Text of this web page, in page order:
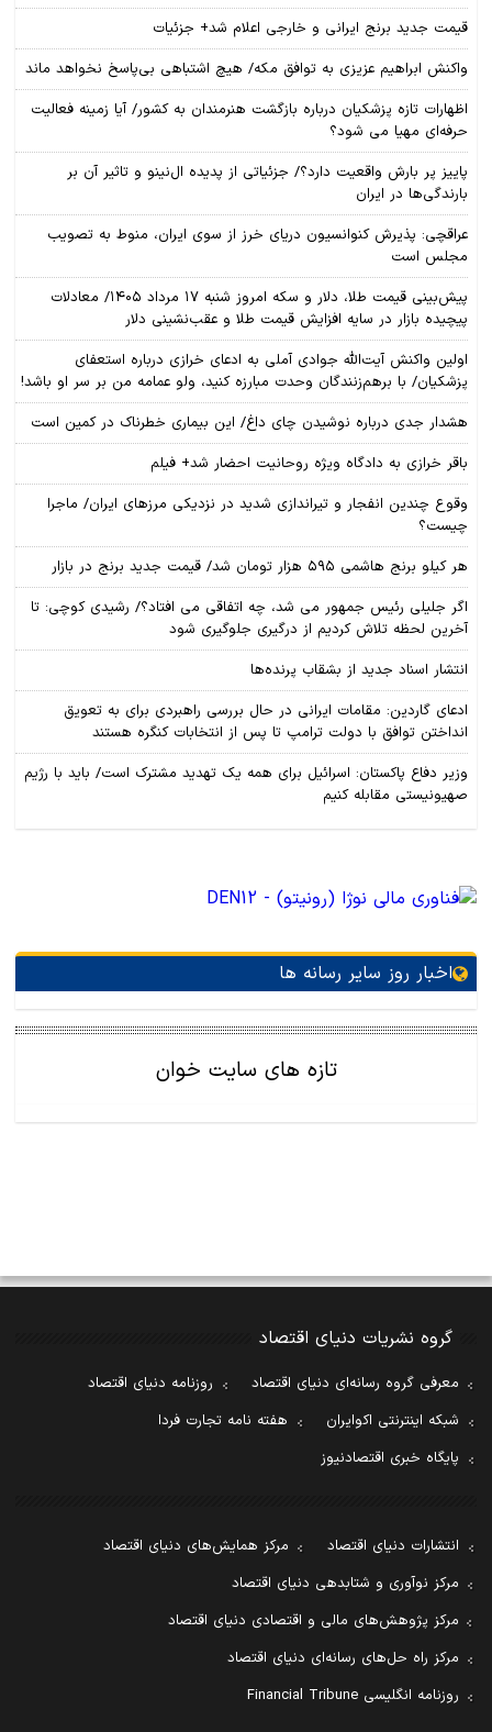
قیمت جدید برنج ایرانی و خارجی اعلام شد+ جزئیات
واکنش ابراهیم عزیزی به توافق مکه/ هیچ اشتباهی بی‌پاسخ نخواهد ماند
اظهارات تازه پزشکیان درباره بازگشت هنرمندان به کشور/ آیا زمینه فعالیت
حرفه‌ای مهیا می شود؟
پاییز پر بارش واقعیت دارد؟/ جزئیاتی از پدیده ال‌نینو و تاثیر آن بر
بارندگی‌ها در ایران
عراقچی: پذیرش کنوانسیون دریای خرز از سوی ایران، منوط به تصویب
مجلس است
پیش‌بینی قیمت طلا، دلار و سکه امروز شنبه ۱۷ مرداد ۱۴۰۵/ معادلات
پیچیده بازار در سایه افزایش قیمت طلا و عقب‌نشینی دلار
اولین واکنش آیت‌الله جوادی آملی به ادعای خرازی درباره استعفای
پزشکیان/ با برهم‌زنندگان وحدت مبارزه کنید، ولو عمامه من بر سر او باشد!
هشدار جدی درباره نوشیدن چای داغ/ این بیماری خطرناک در کمین است
باقر خرازی به دادگاه ویژه روحانیت احضار شد+ فیلم
وقوع چندین انفجار و تیراندازی شدید در نزدیکی مرز‌های ایران/ ماجرا
چیست؟
هر کیلو برنج هاشمی ۵۹۵ هزار تومان شد/ قیمت جدید برنج در بازار
اگر جلیلی رئیس جمهور می شد، چه اتفاقی می افتاد؟/ رشیدی کوچی: تا
آخرین لحظه تلاش کردیم از درگیری جلوگیری شود
انتشار اسناد جدید از بشقاب پرنده‌ها
ادعای گاردین: مقامات ایرانی در حال بررسی راهبردی برای به تعویق
انداختن توافق با دولت ترامپ تا پس از انتخابات کنگره هستند
وزیر دفاع پاکستان: اسرائیل برای همه یک تهدید مشترک است/ باید با رژیم
صهیونیستی مقابله کنیم
اخبار روز سایر رسانه ها
تازه های سایت خوان
گروه نشریات دنیای اقتصاد
معرفی گروه رسانه‌ای دنیای اقتصاد
روزنامه دنیای اقتصاد
شبکه اینترنتی اکوایران
هفته نامه تجارت فردا
پایگاه خبری اقتصادنیوز
انتشارات دنیای اقتصاد
مرکز همایش‌های دنیای اقتصاد
مرکز نوآوری و شتابدهی دنیای اقتصاد
مرکز پژوهش‌های مالی و اقتصادی دنیای اقتصاد
مرکز راه حل‌های رسانه‌ای دنیای اقتصاد
روزنامه انگلیسی Financial Tribune